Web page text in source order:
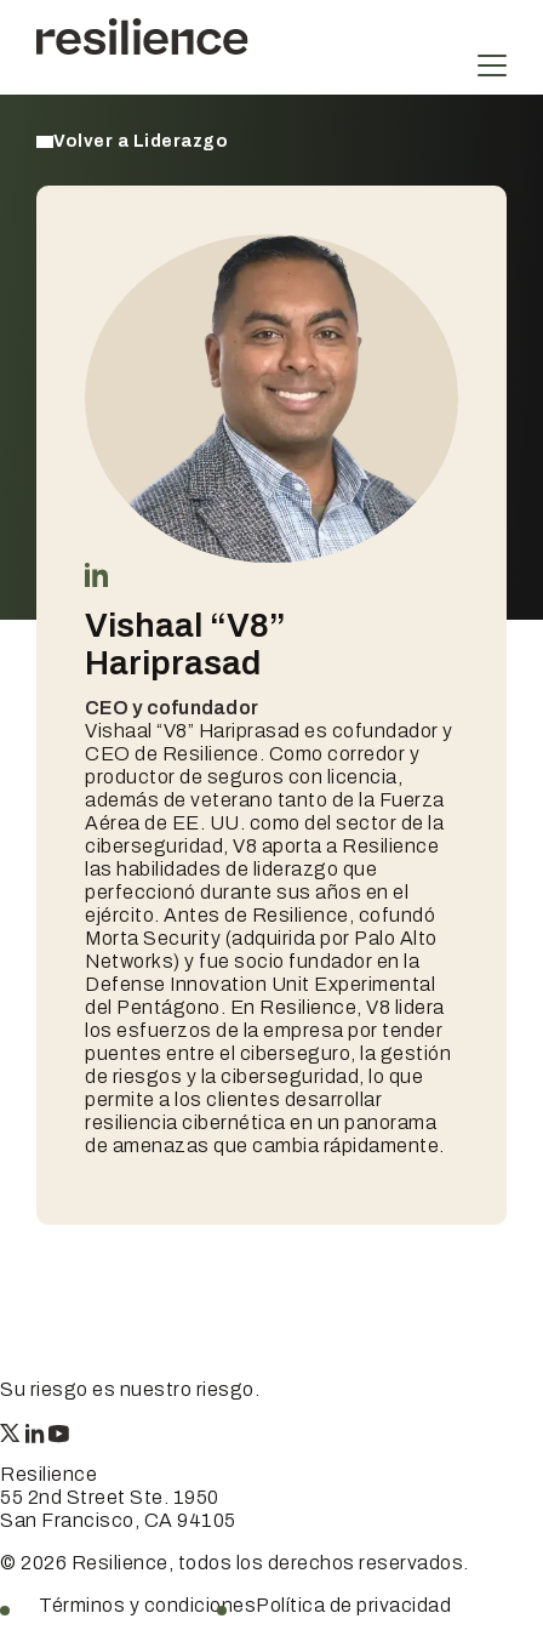
contenido
Volver a Liderazgo
Vishaal “V8”
Hariprasad
CEO y cofundador
Vishaal “V8” Hariprasad es cofundador y
CEO de Resilience. Como corredor y
productor de seguros con licencia,
además de veterano tanto de la Fuerza
Aérea de EE. UU. como del sector de la
ciberseguridad, V8 aporta a Resilience
las habilidades de liderazgo que
perfeccionó durante sus años en el
ejército. Antes de Resilience, cofundó
Morta Security (adquirida por Palo Alto
Networks) y fue socio fundador en la
Defense Innovation Unit Experimental
del Pentágono. En Resilience, V8 lidera
los esfuerzos de la empresa por tender
puentes entre el ciberseguro, la gestión
de riesgos y la ciberseguridad, lo que
permite a los clientes desarrollar
resiliencia cibernética en un panorama
de amenazas que cambia rápidamente.
Su riesgo es nuestro riesgo.
Resilience
55 2nd Street Ste. 1950
San Francisco, CA 94105
© 2026 Resilience, todos los derechos reservados.
Términos y condicionesPolítica de privacidad